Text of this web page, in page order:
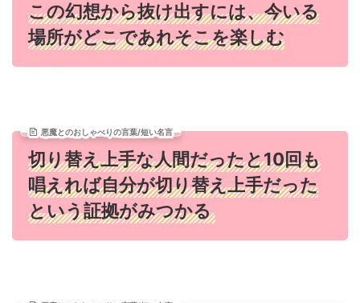
この幻想から抜け出すには、今いる
場所がどこであれそこを楽しむ
悪魔とのおしゃべりの言葉/短い名言
切り替え上手な人間だったと10回も
唱えれば自分が切り替え上手だった
という証拠がみつかる